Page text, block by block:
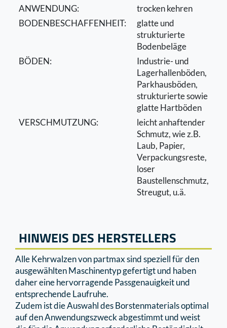
ANWENDUNG:
trocken kehren
BODENBESCHAFFENHEIT:
glatte und
strukturierte
Bodenbeläge
BÖDEN:
Industrie- und
Lagerhallenböden,
Parkhausböden,
strukturierte sowie
glatte Hartböden
VERSCHMUTZUNG:
leicht anhaftender
Schmutz, wie z.B.
Laub, Papier,
Verpackungsreste,
loser
Baustellenschmutz,
Streugut, u.ä.
HINWEIS DES HERSTELLERS
Alle Kehrwalzen von partmax sind speziell für den
ausgewählten Maschinentyp gefertigt und haben
daher eine hervorragende Passgenauigkeit und
entsprechende Laufruhe.
Zudem ist die Auswahl des Borstenmaterials optimal
auf den Anwendungszweck abgestimmt und weist